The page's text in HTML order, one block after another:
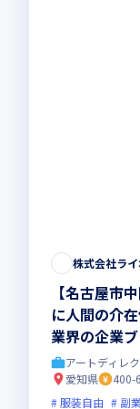
株式会社ラ
【名古屋市
に人間の介
業界の企業
アートディレ
愛知県
400-
服装自由
副